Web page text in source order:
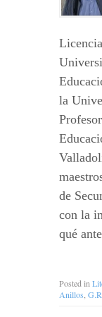
la
de
con la
qué
Posted in
Anillos